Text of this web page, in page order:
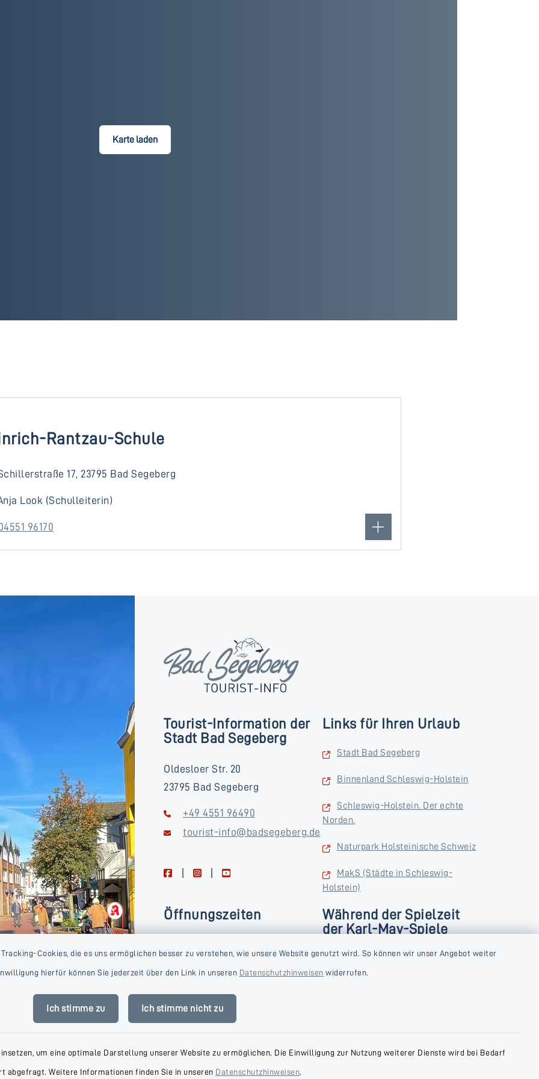
Cookies, die es uns ermöglichen besser zu verstehen, wie unsere Website genutzt wird. So können wir unser Angebot weiter
hierfür können Sie jederzeit über den Link in unseren Datenschutzhinweisen widerrufen.
Ich stimme zu Ich stimme nicht zu
um eine optimale Darstellung unserer Website zu ermöglichen. Die Einwilligung zur Nutzung weiterer Dienste wird bei Bedarf
abgefragt. Weitere Informationen finden Sie in unseren Datenschutzhinweisen.
Karte laden
Rantzau-Schule
17, 23795 Bad Segeberg
Look (Schulleiterin)
96170
Tourist-Information der
Stadt Bad Segeberg
Oldesloer Str. 20
23795 Bad Segeberg
+49 4551 96490
tourist-info@badsegeberg.de
facebookinstagramyoutube
Links für Ihren Urlaub
Stadt Bad Segeberg
Binnenland Schleswig-Holstein
Schleswig-Holstein. Der echte
Norden.
Naturpark Holsteinische Schweiz
MakS (Städte in Schleswig-
Holstein)
Öffnungszeiten
Freitag
09:00-16:00 Uhr
Mittwoch
09:00-14:00 Uhr
Während der Spielzeit
der Karl-May-Spiele
Donnerstag und Freitag